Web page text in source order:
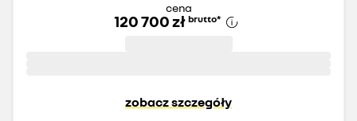
cena
120 700 zł brutto*
zobacz szczegóły